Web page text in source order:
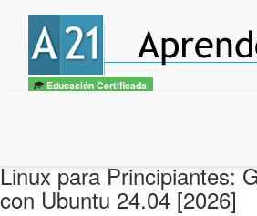
Educación Certificada
Linux para Principiantes:
con Ubuntu 24.04 [2026]